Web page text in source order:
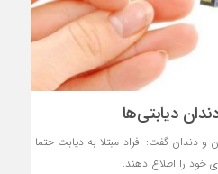
دیابتی‌ها
دندان گفت: افراد مبتلا به دیابت حتما
خود را اطلاع دهند.